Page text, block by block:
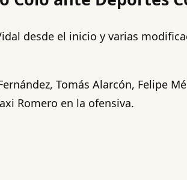
desde el inicio y varias
Tomás Alarcón, Felipe
Romero en la ofensiva.